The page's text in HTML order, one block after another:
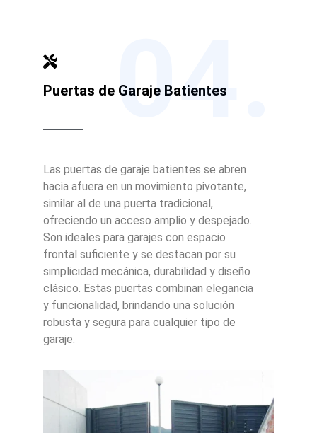
Puertas de Garaje Batientes
04.
Las puertas de garaje batientes se abren
hacia afuera en un movimiento pivotante,
similar al de una puerta tradicional,
ofreciendo un acceso amplio y despejado.
Son ideales para garajes con espacio
frontal suficiente y se destacan por su
simplicidad mecánica, durabilidad y diseño
clásico. Estas puertas combinan elegancia
y funcionalidad, brindando una solución
robusta y segura para cualquier tipo de
garaje.